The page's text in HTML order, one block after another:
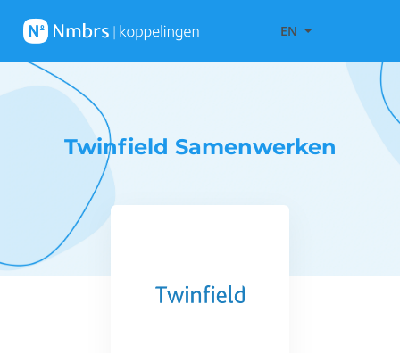
EN
Twinfield Samenwerken